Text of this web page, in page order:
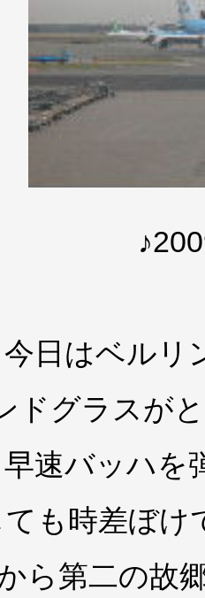
今日はベルリ
ドグラスが
早速バッハを
も時差ぼけ
ら第二の故